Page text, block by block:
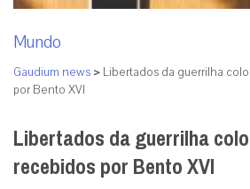
Mundo
Gaudium news > Libertados da guerrilha
por Bento XVI
Libertados da guerrilha
recebidos por Bento XVI